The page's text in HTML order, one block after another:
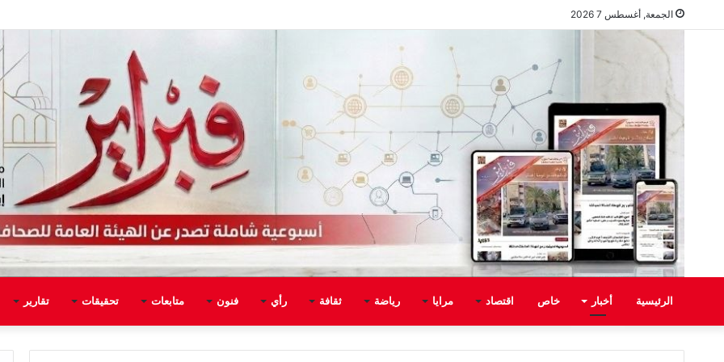
الجمعة, أغسطس 7 2026
الرئيسية أخبار خاص اقتصاد مرايا رياضة ثقافة رأي فنون متابعات تحقيقات تقارير